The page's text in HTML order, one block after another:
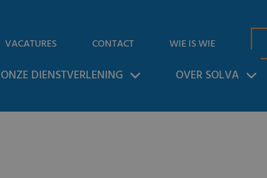
VACATURES CONTACT WIE IS WIE
ONZE DIENSTVERLENING OVER SOLVA